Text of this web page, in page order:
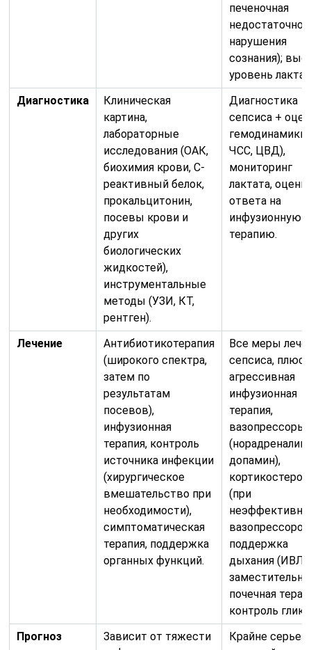
печеночная
нарушения
сознания);
уровень
Диагностика
Клиническая
картина,
лабораторные
исследования (ОАК,
биохимия крови, С-
реактивный белок,
прокальцитонин,
посевы крови и
других
биологических
жидкостей),
инструментальные
методы (УЗИ, КТ,
рентген).
Диагностика
сепсиса +
гемодинамики
ЧСС, ЦВД),
мониторинг
лактата,
ответа на
инфузионную
терапию.
Лечение
Антибиотикотерапия
(широкого спектра,
затем по
результатам
посевов),
инфузионная
терапия, контроль
источника инфекции
(хирургическое
вмешательство при
необходимости),
симптоматическая
терапия, поддержка
органных функций.
Все меры
сепсиса, плюс:
агрессивная
инфузионная
терапия,
вазопрессоры
(норадреналин,
допамин),
(при
поддержка
дыхания (ИВЛ),
почечная
контроль
Прогноз
Зависит от тяжести
Крайне